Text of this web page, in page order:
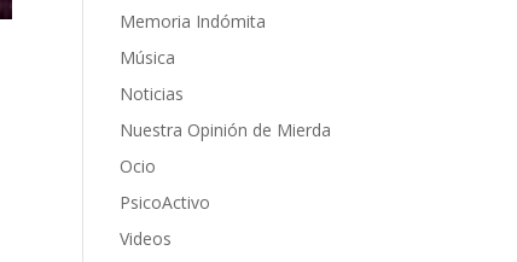
Memoria Indómita
Música
Noticias
Nuestra Opinión de Mierda
Ocio
PsicoActivo
Videos